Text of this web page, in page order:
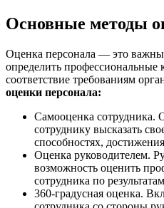
Основные методы
Оценка персонала — это
определить профессиональные
соответствие требованиям
оценки персонала:
Самооценка сотрудника.
сотруднику высказать
способностях,
Оценка руководителем.
возможность оценить
сотрудника по
360-градусная оценка.